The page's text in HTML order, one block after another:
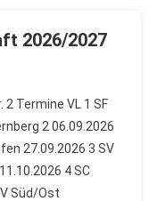
2026/2027
2 Termine VL 1 SF
2 06.09.2026
27.09.2026 3 SV
4 SC
Süd/Ost